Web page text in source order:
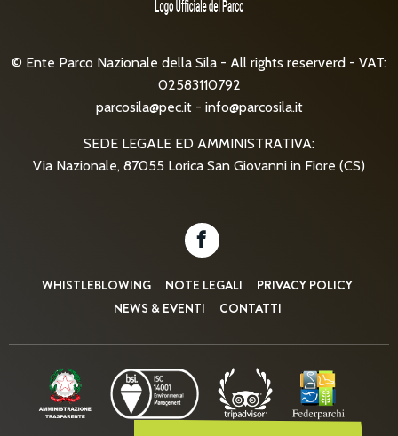
© Ente Parco Nazionale della Sila - All rights reserverd - VAT:
02583110792
parcosila@pec.it- info@parcosila.it
SEDE LEGALE ED AMMINISTRATIVA:
Via Nazionale, 87055 Lorica San Giovanni in Fiore (CS)
WHISTLEBLOWING NOTE LEGALI
PRIVACY POLICY
NEWS & EVENTI
CONTATTI